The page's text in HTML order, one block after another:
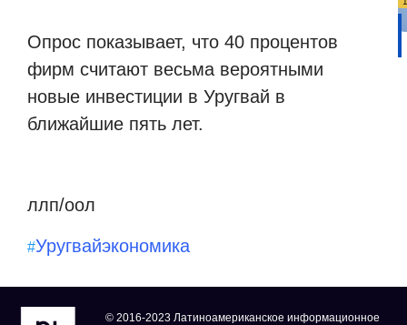
Опрос показывает, что 40 процентов
фирм считают весьма вероятными
новые инвестиции в Уругвай в
ближайшие пять лет.
ллп/оол
#Уругвайэкономика
© 2016-2023 Латиноамериканское информационное